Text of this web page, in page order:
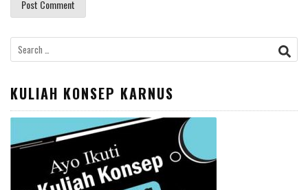
Search
for:
KULIAH KONSEP KARNUS